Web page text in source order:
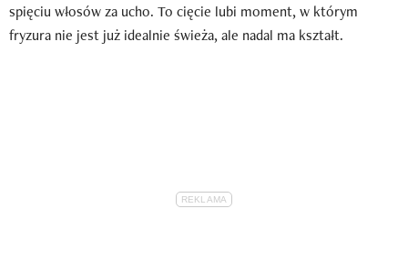
spięciu włosów za ucho. To cięcie lubi moment, w którym
fryzura nie jest już idealnie świeża, ale nadal ma kształt.